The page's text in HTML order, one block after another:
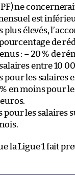
ne
est
plus élevés,
de
: – 20 % de
entre 10
pour les salaires
en moins pour
pour les salaires
la Ligue 1 fait